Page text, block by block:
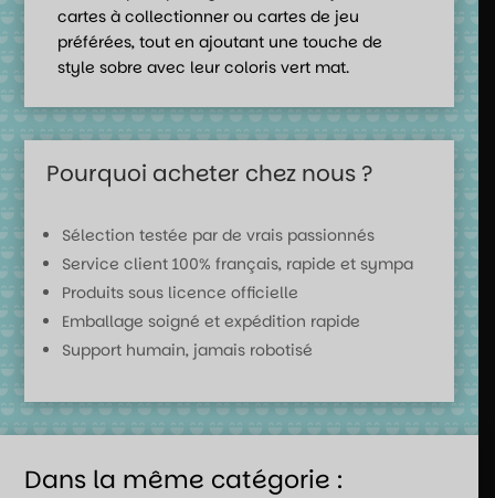
cartes à collectionner ou cartes de jeu
préférées, tout en ajoutant une touche de
style sobre avec leur coloris vert mat.
Pourquoi acheter chez nous ?
Sélection testée par de vrais passionnés
Service client 100% français, rapide et sympa
Produits sous licence officielle
Emballage soigné et expédition rapide
Support humain, jamais robotisé
Dans la même catégorie :